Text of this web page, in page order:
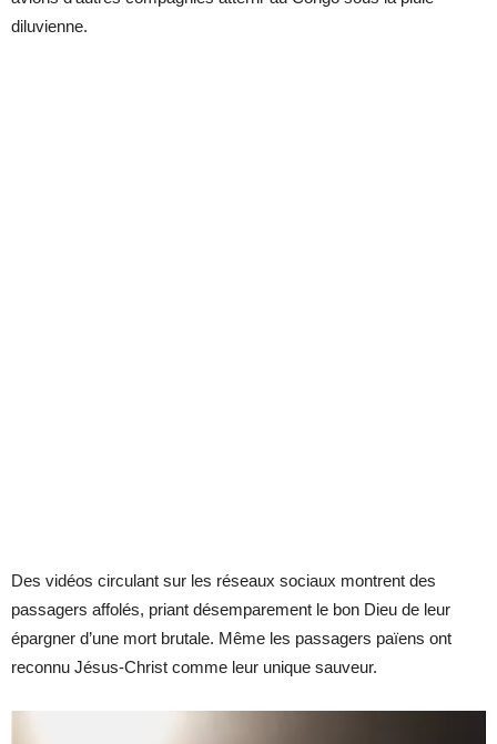
diluvienne.
Des vidéos circulant sur les réseaux sociaux montrent des
passagers affolés, priant désemparement le bon Dieu de leur
épargner d’une mort brutale. Même les passagers païens ont
reconnu Jésus-Christ comme leur unique sauveur.